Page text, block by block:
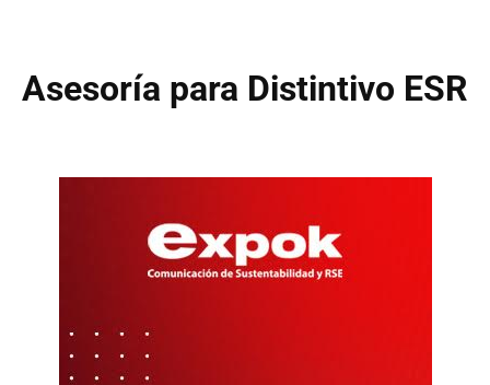
Asesoría para Distintivo ESR